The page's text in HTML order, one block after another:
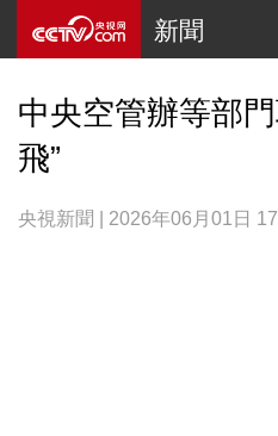
新聞
中央空管辦等部
飛”
央視新聞 | 2026年06月01日